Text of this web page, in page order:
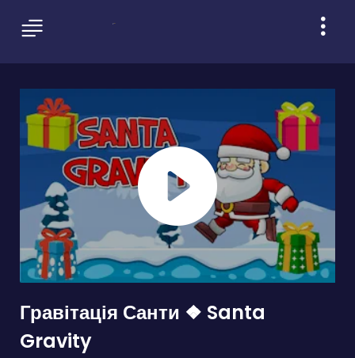
Гравітація Санти ❖ Santa
Gravity